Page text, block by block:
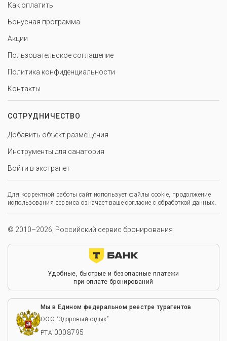
Как оплатить
Бонусная программа
Акции
Пользовательское соглашение
Политика конфиденциальности
Контакты
СОТРУДНИЧЕСТВО
Добавить объект размещения
Инструменты для санатория
Войти в экстранет
Для корректной работы сайт использует файлы cookie, продолжение
использования сервиса означает ваше согласие с обработкой данных.
© 2010–2026, Российский сервис бронирования
Удобные, быстрые и безопасные платежи
при оплате бронирований
Мы в Едином федеральном реестре турагентов
ООО “Здоровый отдых”
РТА 0008795